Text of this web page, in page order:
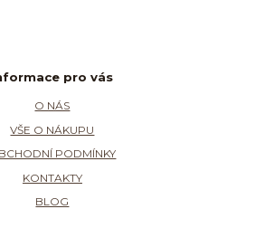
pro vás
O NÁS
VŠE O NÁKUPU
PODMÍNKY
KONTAKTY
BLOG